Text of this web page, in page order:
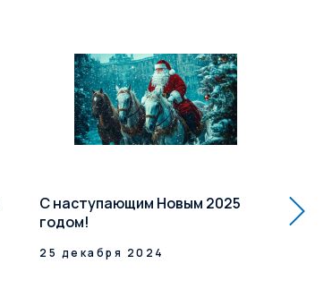
С наступающим Новым 2025
годом!
25 декабря 2024